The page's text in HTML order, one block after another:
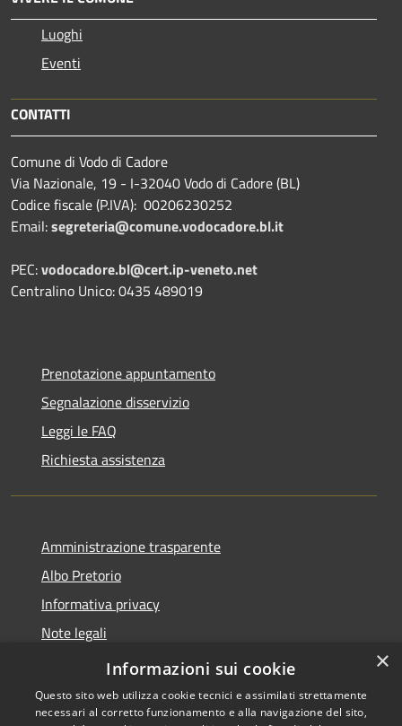
Luoghi
Eventi
CONTATTI
Comune di Vodo di Cadore
Via Nazionale, 19 - I-32040 Vodo di Cadore (BL)
Codice fiscale (P.IVA): 00206230252
Email:segreteria@comune.vodocadore.bl.it
PEC:vodocadore.bl@cert.ip-veneto.net
Centralino Unico: 0435 489019
Prenotazione appuntamento
Segnalazione disservizio
Leggi le FAQ
Richiesta assistenza
Amministrazione trasparente
Albo Pretorio
Informativa privacy
Note legali
Dichiarazione di accessibilità
×
Informazioni sui cookie
Questo sito web utilizza cookie tecnici e assimilati strettamente
necessari al corretto funzionamento e alla navigazione del sito,